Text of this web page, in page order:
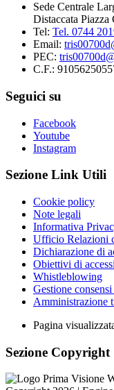
Sede Centrale
Distaccata
Tel: Tel. 0744
Email:
PEC:
C.F.:
Seguici su
Facebook
Youtube
Instagram
Sezione Link Utili
Cookie policy
Note legali
Informativa
Ufficio Relazioni
Dichiarazione di
Obiettivi di
Whistleblowing
Gestione
Amministrazione
Pagina
Sezione Copyright